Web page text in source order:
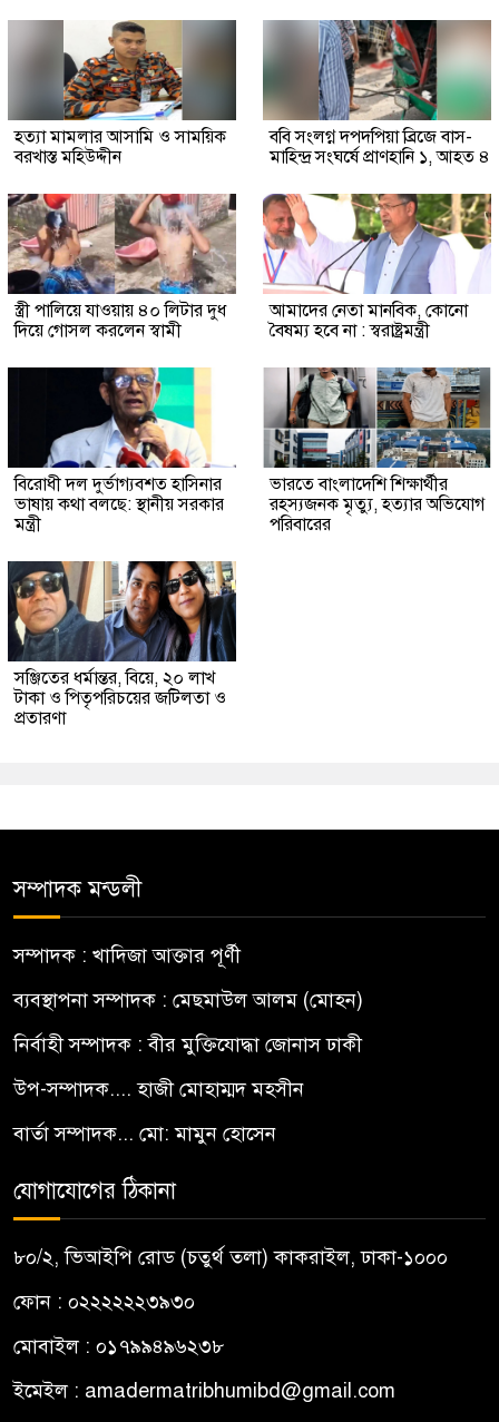
হত্যা মামলার আসামি ও সাময়িক
বরখাস্ত মহিউদ্দীন
ববি সংলগ্ন দপদপিয়া ব্রিজে বাস-
মাহিন্দ্র সংঘর্ষে প্রাণহানি ১, আহত ৪
স্ত্রী পালিয়ে যাওয়ায় ৪০ লিটার দুধ
দিয়ে গোসল করলেন স্বামী
আমাদের নেতা মানবিক, কোনো
বৈষম্য হবে না : স্বরাষ্ট্রমন্ত্রী
বিরোধী দল দুর্ভাগ্যবশত হাসিনার
ভাষায় কথা বলছে: স্থানীয় সরকার
মন্ত্রী
ভারতে বাংলাদেশি শিক্ষার্থীর
রহস্যজনক মৃত্যু, হত্যার অভিযোগ
পরিবারের
সঞ্জিতের ধর্মান্তর, বিয়ে, ২০ লাখ
টাকা ও পিতৃপরিচয়ের জটিলতা ও
প্রতারণা
সম্পাদক মন্ডলী
সম্পাদক : খাদিজা আক্তার পূর্ণী
ব্যবস্থাপনা সম্পাদক : মেছমাউল আলম (মোহন)
নির্বাহী সম্পাদক : বীর মুক্তিযোদ্ধা জোনাস ঢাকী
উপ-সম্পাদক.... হাজী মোহাম্মদ মহসীন
বার্তা সম্পাদক... মো: মামুন হোসেন
যোগাযোগের ঠিকানা
৮০/২, ভিআইপি রোড (চতুর্থ তলা) কাকরাইল, ঢাকা-১০০০
ফোন : ০২২২২২২৩৯৩০
মোবাইল : ০১৭৯৯৪৯৬২৩৮
ইমেইল : amadermatribhumibd@gmail.com